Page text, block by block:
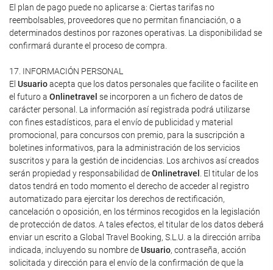
El plan de pago puede no aplicarse a: Ciertas tarifas no
reembolsables, proveedores que no permitan financiación, o a
determinados destinos por razones operativas. La disponibilidad se
confirmará durante el proceso de compra.
17. INFORMACIÓN PERSONAL
El Usuarioacepta que los datos personales que facilite o facilite en
el futuro a Onlinetravel se incorporen a un fichero de datos de
carácter personal. La información así registrada podrá utilizarse
con fines estadísticos, para el envío de publicidad y material
promocional, para concursos con premio, para la suscripción a
boletines informativos, para la administración de los servicios
suscritos y para la gestión de incidencias. Los archivos así creados
serán propiedad y responsabilidad deOnlinetravel
. El titular de los
datos tendrá en todo momento el derecho de acceder al registro
automatizado para ejercitar los derechos de rectificación,
cancelación o oposición, en los términos recogidos en la legislación
de protección de datos. A tales efectos, el titular de los datos deberá
enviar un escrito a Global Travel Booking, S.L.U. a la dirección arriba
indicada, incluyendo su nombre deUsuario, contraseña, acción
solicitada y dirección para el envío de la confirmación de que la